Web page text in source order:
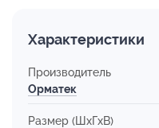
Характеристики
Производитель
Орматек
Размер (ШхГхВ)